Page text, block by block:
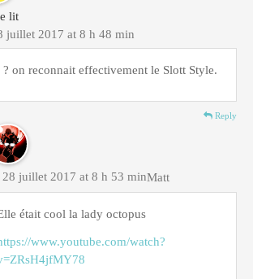
lit
juillet 2017 at 8 h 48 min
? on reconnait effectivement le Slott Style.
Reply
Matt
28 juillet 2017 at 8 h 53 min
était cool la lady octopus
www.youtube.com/watch?